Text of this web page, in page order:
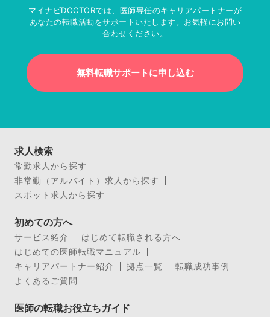
マイナビDOCTORでは、医師専任のキャリアパートナーが
あなたの転職活動をサポートいたします。お気軽にお問い
合わせください。
無料転職サポートに申し込む
求人検索
常勤求人から探す
非常勤（アルバイト）求人から探す
スポット求人から探す
初めての方へ
サービス紹介
はじめて転職される方へ
はじめての医師転職マニュアル
キャリアパートナー紹介
拠点一覧
転職成功事例
よくあるご質問
医師の転職お役立ちガイド